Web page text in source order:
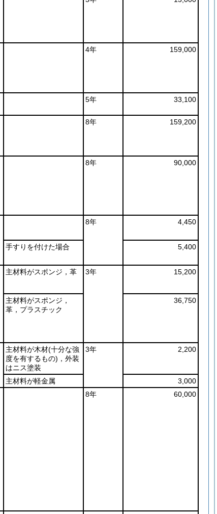
4年 159,000
5年 33,100
8年 159,200
8年 90,000
8年 4,450
手すりを付けた場合 5,400
主材料がスポンジ，革 3年 15,200
主材料がスポンジ，
革，プラスチック
36,750
主材料が木材(十分な強
度を有するもの) ，外装
はニス塗装
3年 2,200
主材料が軽金属
3,000
8年 60,000